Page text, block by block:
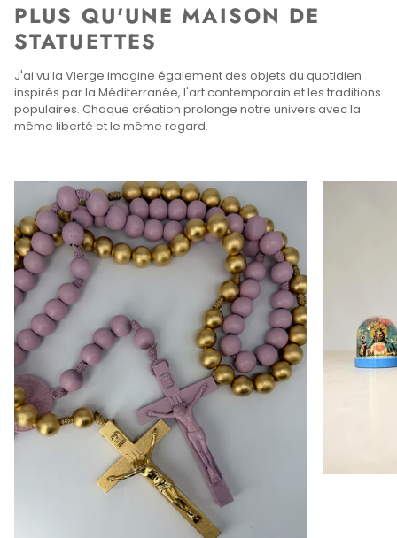
PLUS QU'UNE MAISON DE
STATUETTES
J'ai vu la Vierge imagine également des objets du quotidien
inspirés par la Méditerranée, l'art contemporain et les traditions
populaires. Chaque création prolonge notre univers avec la
même liberté et le même regard.